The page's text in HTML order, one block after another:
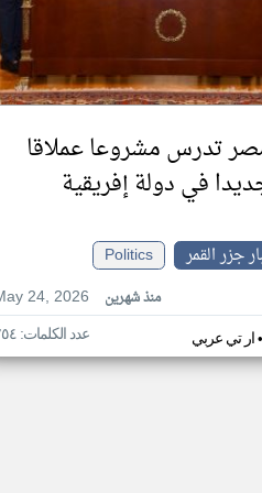
تدرس مشروعا عملاقا
في دولة إفريقية
جزر القمر
Politics
24, 2026
منذ شهرين
ار تي عربي• عدد الكلمات: ٢٥٤